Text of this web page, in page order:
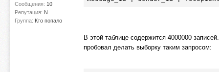
Сообщения: 10
Репутация: N
Группа: Кто попало
В этой таблице содержится 4000000
пробовал делать выборку таким запросом: